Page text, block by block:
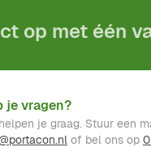
op met één
je vragen?
je graag. Stuur een
of bel ons op